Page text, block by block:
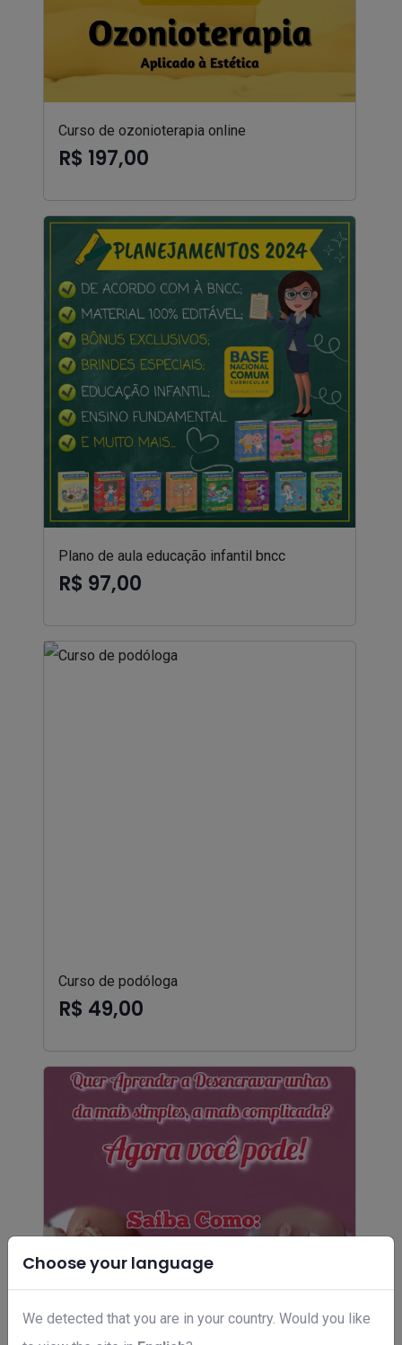
Choose your language
We detected that you are in your country. Would you like
Curso de ozonioterapia online
R$ 197,00
Plano de aula educação infantil bncc
R$ 97,00
Curso de podóloga
R$ 49,00